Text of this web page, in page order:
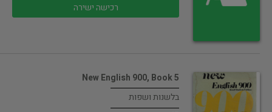
רכישה ישירה
New English 900, Book 5
בלשנות ושפות